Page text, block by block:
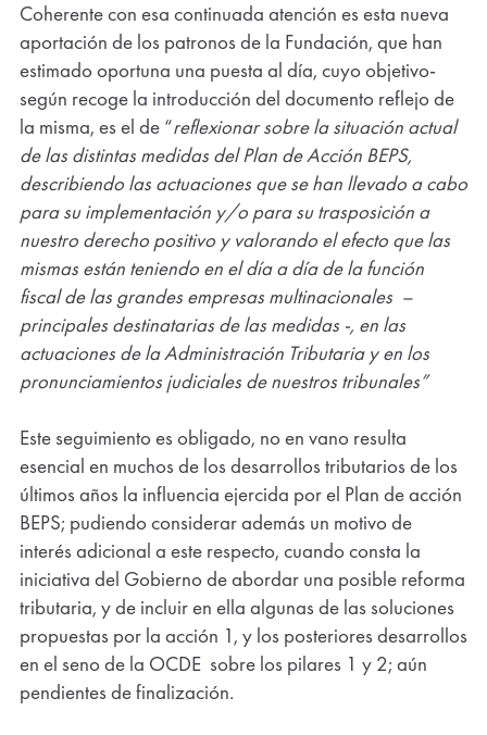
Coherente con esa continuada atención es esta nueva
aportación de los patronos de la Fundación, que han
estimado oportuna una puesta al día, cuyo objetivo-
según recoge la introducción del documento reflejo de
la misma, es el de “reflexionar sobre la situación actual
de las distintas medidas del Plan de Acción BEPS,
describiendo las actuaciones que se han llevado a cabo
para su implementación y/o para su trasposición a
nuestro derecho positivo y valorando el efecto que las
mismas están teniendo en el día a día de la función
fiscal de las grandes empresas multinacionales –
principales destinatarias de las medidas -, en las
actuaciones de la Administración Tributaria y en los
pronunciamientos judiciales de nuestros tribunales”
Este seguimiento es obligado, no en vano resulta
esencial en muchos de los desarrollos tributarios de los
últimos años la influencia ejercida por el Plan de acción
BEPS; pudiendo considerar además un motivo de
interés adicional a este respecto, cuando consta la
iniciativa del Gobierno de abordar una posible reforma
tributaria, y de incluir en ella algunas de las soluciones
propuestas por la acción 1, y los posteriores desarrollos
en el seno de la OCDE sobre los pilares 1 y 2; aún
pendientes de finalización.